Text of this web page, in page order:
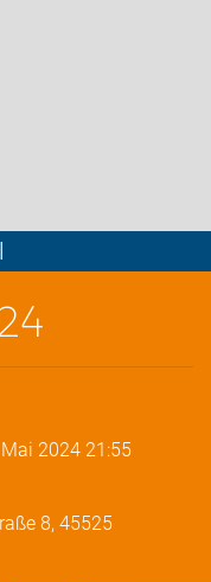
2024 21:55
8, 45525